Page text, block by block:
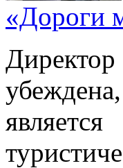
«Дороги